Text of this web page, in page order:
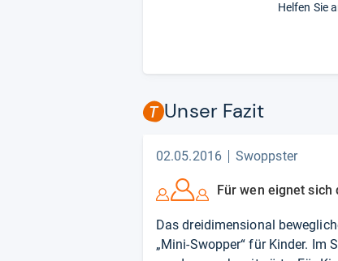
Helfen Sie
Unser Fazit
02.05.2016 Swoppster
Für wen eignet sich
Das dreidimensional
„Mini-Swopper“ für Kinder. Im